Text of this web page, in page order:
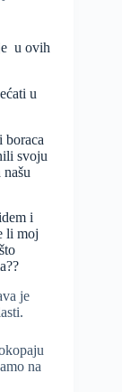
u ovih
u
svoju
i
li moj
je
na